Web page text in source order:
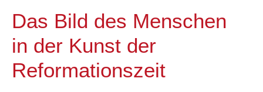
Das Bild des Menschen
in der Kunst der
Reformationszeit